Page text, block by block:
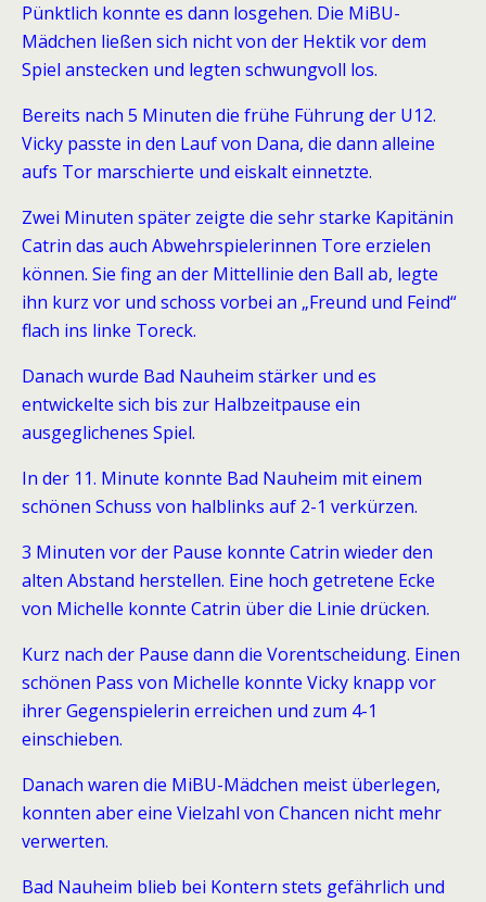
Pünktlich konnte es dann losgehen. Die MiBU-
Mädchen ließen sich nicht von der Hektik vor dem
Spiel anstecken und legten schwungvoll los.
Bereits nach 5 Minuten die frühe Führung der U12.
Vicky passte in den Lauf von Dana, die dann alleine
aufs Tor marschierte und eiskalt einnetzte.
Zwei Minuten später zeigte die sehr starke Kapitänin
Catrin das auch Abwehrspielerinnen Tore erzielen
können. Sie fing an der Mittellinie den Ball ab, legte
ihn kurz vor und schoss vorbei an „Freund und Feind“
flach ins linke Toreck.
Danach wurde Bad Nauheim stärker und es
entwickelte sich bis zur Halbzeitpause ein
ausgeglichenes Spiel.
In der 11. Minute konnte Bad Nauheim mit einem
schönen Schuss von halblinks auf 2-1 verkürzen.
3 Minuten vor der Pause konnte Catrin wieder den
alten Abstand herstellen. Eine hoch getretene Ecke
von Michelle konnte Catrin über die Linie drücken.
Kurz nach der Pause dann die Vorentscheidung. Einen
schönen Pass von Michelle konnte Vicky knapp vor
ihrer Gegenspielerin erreichen und zum 4-1
einschieben.
Danach waren die MiBU-Mädchen meist überlegen,
konnten aber eine Vielzahl von Chancen nicht mehr
verwerten.
Bad Nauheim blieb bei Kontern stets gefährlich und